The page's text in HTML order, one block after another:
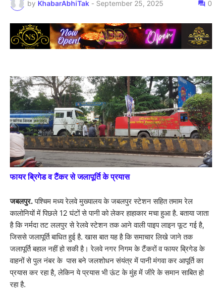
by KhabarAbhiTak - September 25, 2025 0
फायर ब्रिगेड व टैंकर से जलापूर्ति के प्रयास
जबलपुर.पश्चिम मध्य रेलवे मुख्यालय के जबलपुर स्टेशन सहित तमाम रेल
कालोनियों में पिछले 12 घंटों से पानी को लेकर हाहाकार मचा हुआ है. बताया जाता
है कि नर्मदा तट ललपुर से रेलवे स्टेशन तक आने वाली पाइप लाइन फूट गई है,
जिससे जलापूर्ति बाधित हुई है. खास बात यह है कि समाचार लिखे जाने तक
जलापूर्ति बहाल नहीं हो सकी है। रेलवे नगर निगम के टैंकरों व फायर ब्रिगेड के
वाहनों से पुल नंबर के पास बने जलशोधन संयंत्र में पानी मंगवा कर आपूर्ति का
प्रयास कर रहा है, लेकिन ये प्रयास भी ऊंट के मुंह में जीरे के समान साबित हो
रहा है.